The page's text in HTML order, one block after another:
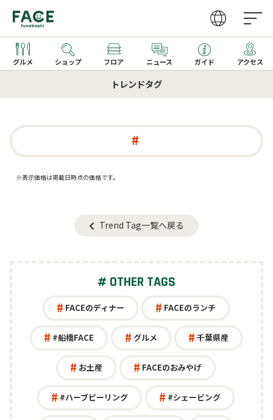
グルメ ショップ フロア ニュース ガイド アクセス
アクセス
レストラン
カフェ・フーズ
サービス
スクール・カルチャー
公共
オフィス
レストラン一覧
カフェ一覧
季節のメニュー
新着ギフト
トレンドタグ
※表示価格は掲載日時点の価格です。
Trend Tag一覧へ戻る
# OTHER TAGS
FACEのディナー FACEのランチ
#船橋FACE グルメ 千葉県産
お土産 FACEのおみやげ
#ハーブピーリング #シェービング